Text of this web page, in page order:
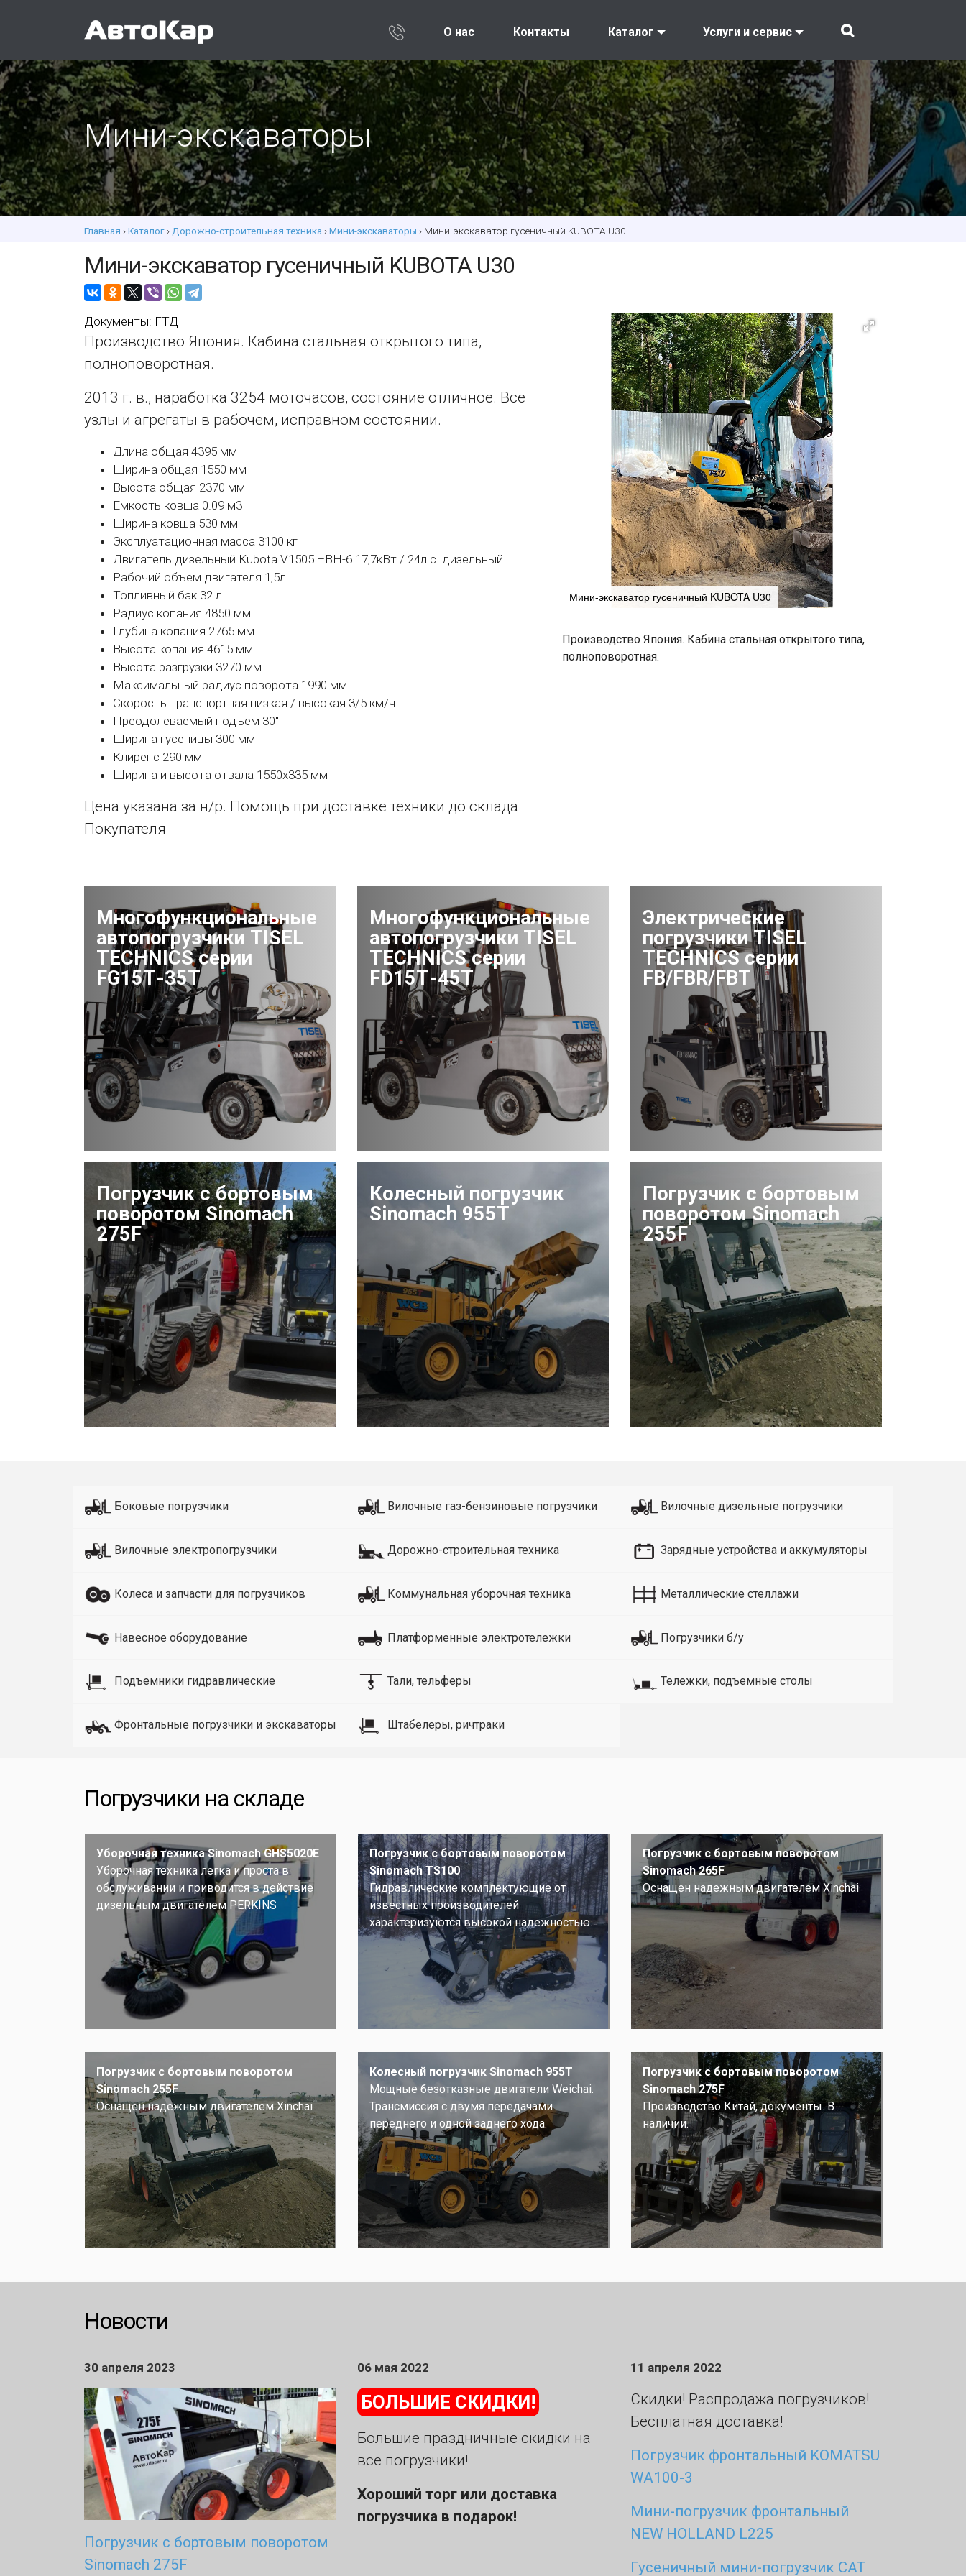
О нас Контакты Каталог Услуги и сервис
Мини-экскаваторы
Главная ›Каталог › Дорожно-строительная техника ›Мини-экскаваторы › Мини-экскаватор гусеничный KUBOTA U30
Мини-экскаватор гусеничный KUBOTA U30
Мини-экскаватор гусеничный KUBOTA U30
Производство Япония. Кабина стальная открытого типа,
полноповоротная.
Документы: ГТД
Производство Япония. Кабина стальная открытого типа,
полноповоротная.
2013 г. в., наработка 3254 моточасов, состояние отличное. Все
узлы и агрегаты в рабочем, исправном состоянии.
Длина общая 4395 мм
Ширина общая 1550 мм
Высота общая 2370 мм
Емкость ковша 0.09 м3
Ширина ковша 530 мм
Эксплуатационная масса 3100 кг
Двигатель дизельный Kubota V1505 –BH-6 17,7кВт / 24л.с. дизельный
Рабочий объем двигателя 1,5л
Топливный бак 32 л
Радиус копания 4850 мм
Глубина копания 2765 мм
Высота копания 4615 мм
Высота разгрузки 3270 мм
Максимальный радиус поворота 1990 мм
Скорость транспортная низкая / высокая 3/5 км/ч
Преодолеваемый подъем 30"
Ширина гусеницы 300 мм
Клиренс 290 мм
Ширина и высота отвала 1550х335 мм
Цена указана за н/р. Помощь при доставке техники до склада
Покупателя
Многофункциональные
автопогрузчики TISEL
TECHNICS серии
FG15Т-35Т
Многофункциональные
автопогрузчики TISEL
TECHNICS серии
FD15Т-45Т
Электрические
погрузчики TISEL
TECHNICS серии
FB/FBR/FBT
Погрузчик с бортовым
поворотом Sinomach
275F
Колесный погрузчик
Sinomach 955T
Погрузчик с бортовым
поворотом Sinomach
255F
Боковые погрузчики Вилочные газ-бензиновые погрузчики Вилочные дизельные погрузчики
Вилочные электропогрузчики Дорожно-строительная техника Зарядные устройства и аккумуляторы
Колеса и запчасти для погрузчиков Коммунальная уборочная техника Металлические стеллажи
Навесное оборудование Платформенные электротележки Погрузчики б/у
Подъемники гидравлические Тали, тельферы Тележки, подъемные столы
Фронтальные погрузчики и экскаваторы Штабелеры, ричтраки
Погрузчики на складе
Уборочная техника Sinomach GHS5020E
Уборочная техника легка и проста в
обслуживании и приводится в действие
дизельным двигателем PERKINS
Погрузчик с бортовым поворотом
Sinomach TS100
Гидравлические комплектующие от
известных производителей
характеризуются высокой надежностью.
Погрузчик с бортовым поворотом
Sinomach 265F
Оснащен надежным двигателем Xinchai
Погрузчик с бортовым поворотом
Sinomach 255F
Оснащен надежным двигателем Xinchai
Колесный погрузчик Sinomach 955T
Мощные безотказные двигатели Weichai.
Трансмиссия с двумя передачами
переднего и одной заднего хода.
Погрузчик с бортовым поворотом
Sinomach 275F
Производство Китай, документы. В
наличии.
Новости
30 апреля 2023
Погрузчик с бортовым поворотом
Sinomach 275F
06 мая 2022
БОЛЬШИЕ СКИДКИ!
Большие праздничные скидки на
все погрузчики!
Хороший торг или доставка
погрузчика в подарок!
11 апреля 2022
Скидки! Распродажа погрузчиков!
Бесплатная доставка!
Погрузчик фронтальный KOMATSU
WA100-3
Мини-погрузчик фронтальный
NEW HOLLAND L225
Гусеничный мини-погрузчик CAT